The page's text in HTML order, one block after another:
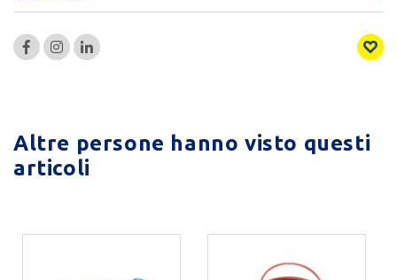
Altre persone hanno visto questi
articoli